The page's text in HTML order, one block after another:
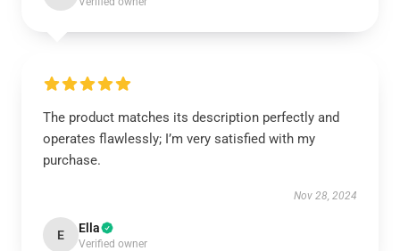
The product matches its description perfectly and
operates flawlessly; I’m very satisfied with my
purchase.
Nov 28, 2024
E Ella
Verified owner